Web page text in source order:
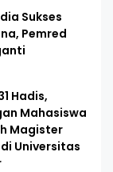
Sukses
Pemred
Hadis,
Mahasiswa
Magister
Universitas